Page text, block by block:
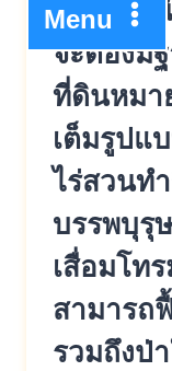
Menu
ประโยช
จะต้องมี
ที่ดินหมา
เต็มรูปแ
ไร่สวนท
บรรพบุรุ
เสื่อมโท
สามารถ
รวมถึงป่